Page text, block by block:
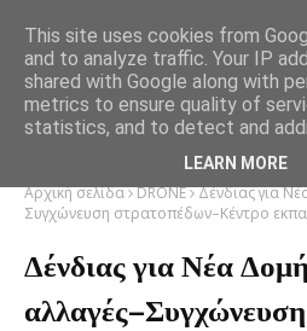
Αρχική σελίδα DRONE Δένδιας για
Συγχώνευση στρατοπέδων–Κέντρο
Δένδιας για Νέα
This site uses cookies from
and to analyze traffic. Your IP
shared with Google along with
metrics to ensure quality of
statistics, and to detect and
LEARN MORE